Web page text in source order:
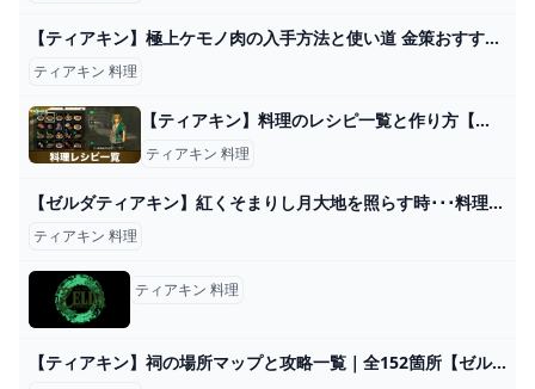
【ティアキン】極上ケモノ肉の入手方法と使い道 金策おすすめ素材【ゼルダの伝説ティアーズオブザキングダム】 ティアキン（ゼルダの伝説ティアーズオブザキングダム）攻略wiki - ゲーム乱舞
ティアキン 料理
【ティアキン】料理のレシピ一覧と作り方【ゼルダの伝説ティアーズオブザキングダム】 - アルテマ
ティアキン 料理
【ゼルダティアキン】紅くそまりし月大地を照らす時･･･料理が捗る。 – ゲーム攻略のかけら
ティアキン 料理
ティアキン 料理
【ティアキン】祠の場所マップと攻略一覧｜全152箇所【ゼルダの伝説ティアーズオブザキングダム】 - ゲームウィズ